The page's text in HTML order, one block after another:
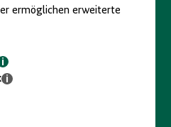
ermöglichen erweiterte